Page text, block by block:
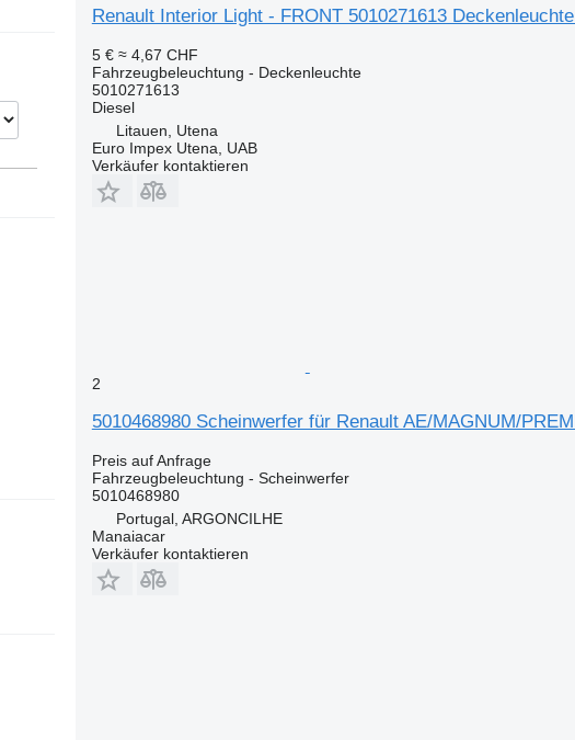
Renault Interior Light - FRONT 5010271613
5 € ≈ 4,67 CHF
Fahrzeugbeleuchtung - Deckenleuchte
5010271613
Diesel
Litauen, Utena
Euro Impex Utena, UAB
Verkäufer kontaktieren
2
5010468980 Scheinwerfer für Renault AE/MAGNUM/
Preis auf Anfrage
Fahrzeugbeleuchtung - Scheinwerfer
5010468980
Portugal, ARGONCILHE
Manaiacar
Verkäufer kontaktieren